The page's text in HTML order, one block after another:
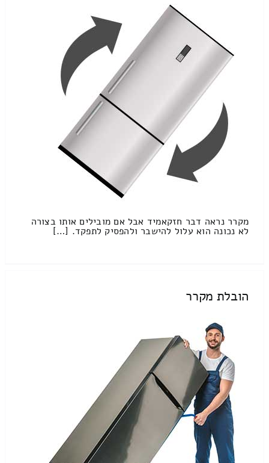
מקרר נראה דבר חזקאמיד אבל אם מובילים אותו בצורה
לא נכונה הוא עלול להישבר ולהפסיק לתפקד. […]
הובלת מקרר